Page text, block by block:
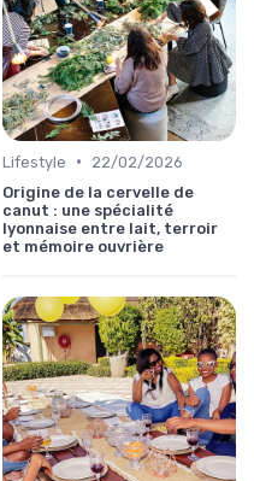
Lifestyle •
22/02/2026
Origine de la cervelle de
canut : une spécialité
lyonnaise entre lait, terroir
et mémoire ouvrière